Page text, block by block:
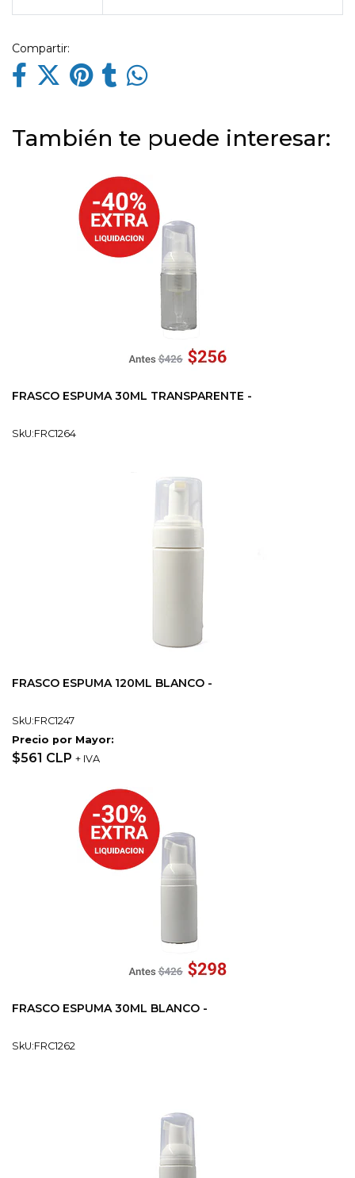
Compartir:
También te puede interesar:
FRASCO ESPUMA 30ML TRANSPARENTE -
SkU:FRC1264
FRASCO ESPUMA 120ML BLANCO -
SkU:FRC1247
Precio por Mayor:
$561 CLP + IVA
FRASCO ESPUMA 30ML BLANCO -
SkU:FRC1262